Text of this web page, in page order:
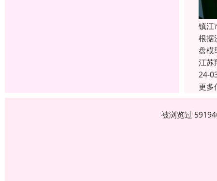
镇江
根据
盘模
江苏
24-
更多
被浏览过